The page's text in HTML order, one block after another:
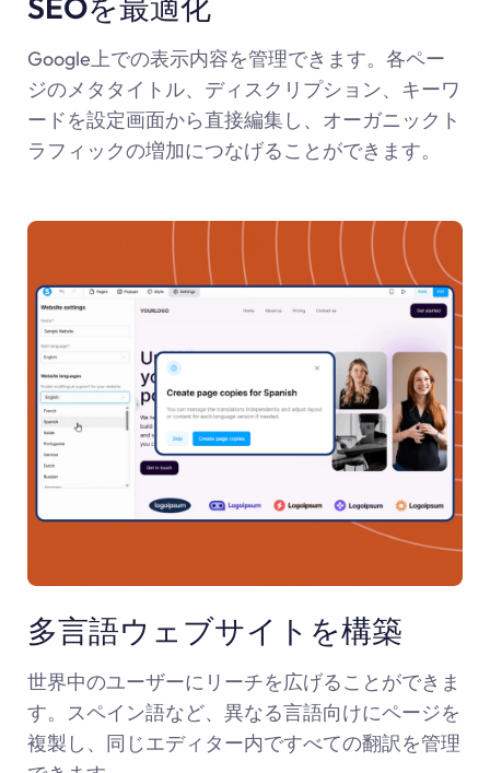
Google上での表示内容を管理できます。各ペー
ジのメタタイトル、ディスクリプション、キーワ
ードを設定画面から直接編集し、オーガニックト
ラフィックの増加につなげることができます。
多言語ウェブサイトを構築
世界中のユーザーにリーチを広げることができま
す。スペイン語など、異なる言語向けにページを
複製し、同じエディター内ですべての翻訳を管理